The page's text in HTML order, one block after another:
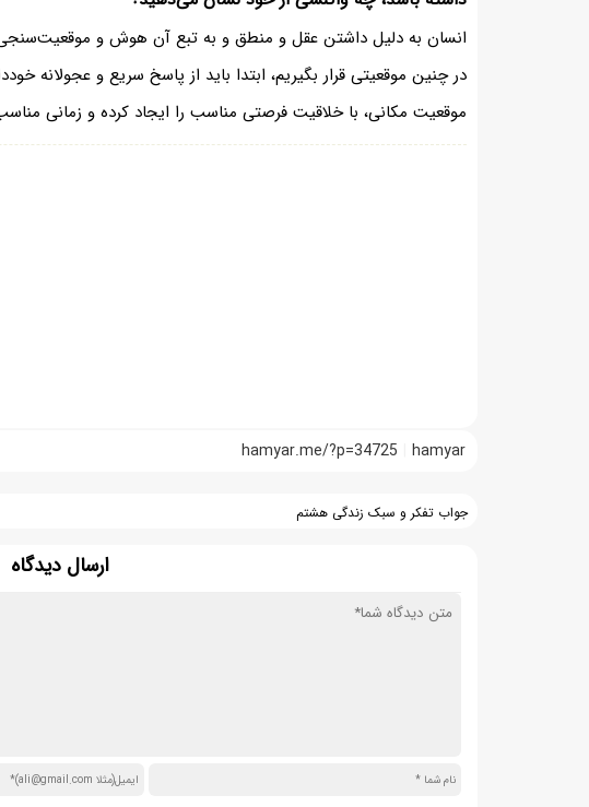
انسان به دلیل داشتن عقل و منطق و به تبع آن هوش و
در چنین موقعیتی قرار بگیریم، ابتدا باید از پاسخ سریع و عجولانه
موقعیت مکانی، با خلاقیت فرصتی مناسب را ایجاد کرده و زمانی
hamyar
hamyar.me/?p=34725
جواب تفکر و سبک زندگی هشتم
ارسال دیدگاه